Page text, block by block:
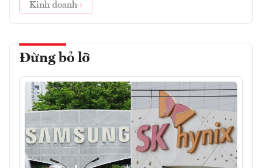
Kinh doanh
Đừng bỏ lỡ